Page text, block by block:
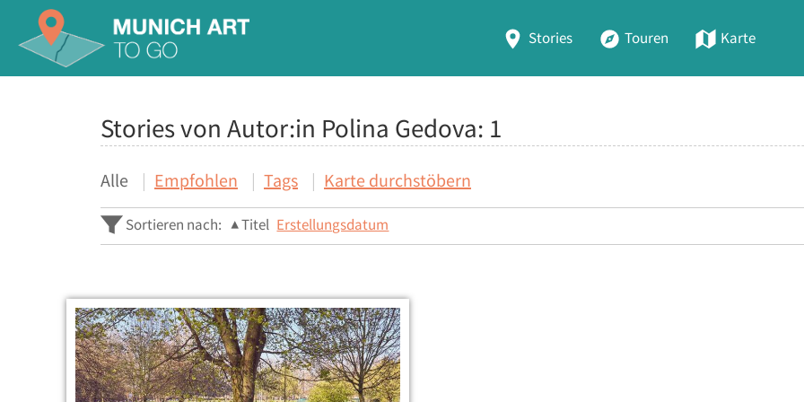
Stories Touren Karte
Stories von Autor:in Polina Gedova: 1
Alle Empfohlen Tags Karte durchstöbern
Sortieren nach: Titel Erstellungsdatum